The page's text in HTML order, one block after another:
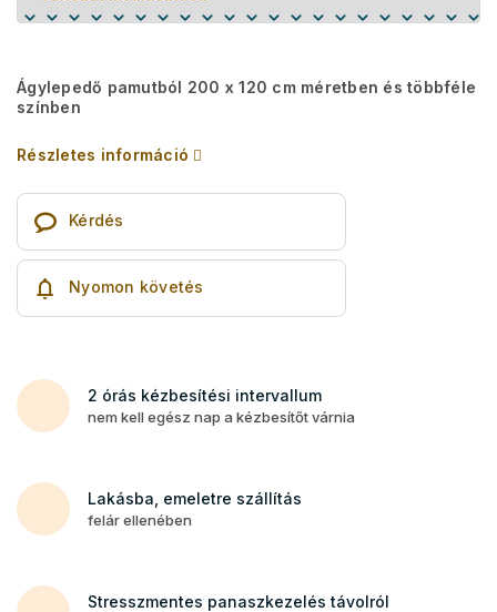
Ágylepedő pamutból 200 x 120 cm méretben és többféle
színben
Részletes információ
Kérdés
Nyomon követés
2 órás kézbesítési intervallum
nem kell egész nap a kézbesítőt várnia
Lakásba, emeletre szállítás
felár ellenében
Stresszmentes panaszkezelés távolról